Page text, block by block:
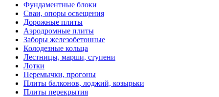
Фундаментные блоки
Сваи, опоры освещения
Дорожные плиты
Аэродромные плиты
Заборы железобетонные
Колодезные кольца
Лестницы, марши, ступени
Лотки
Перемычки, прогоны
Плиты балконов, лоджий, козырьки
Плиты перекрытия